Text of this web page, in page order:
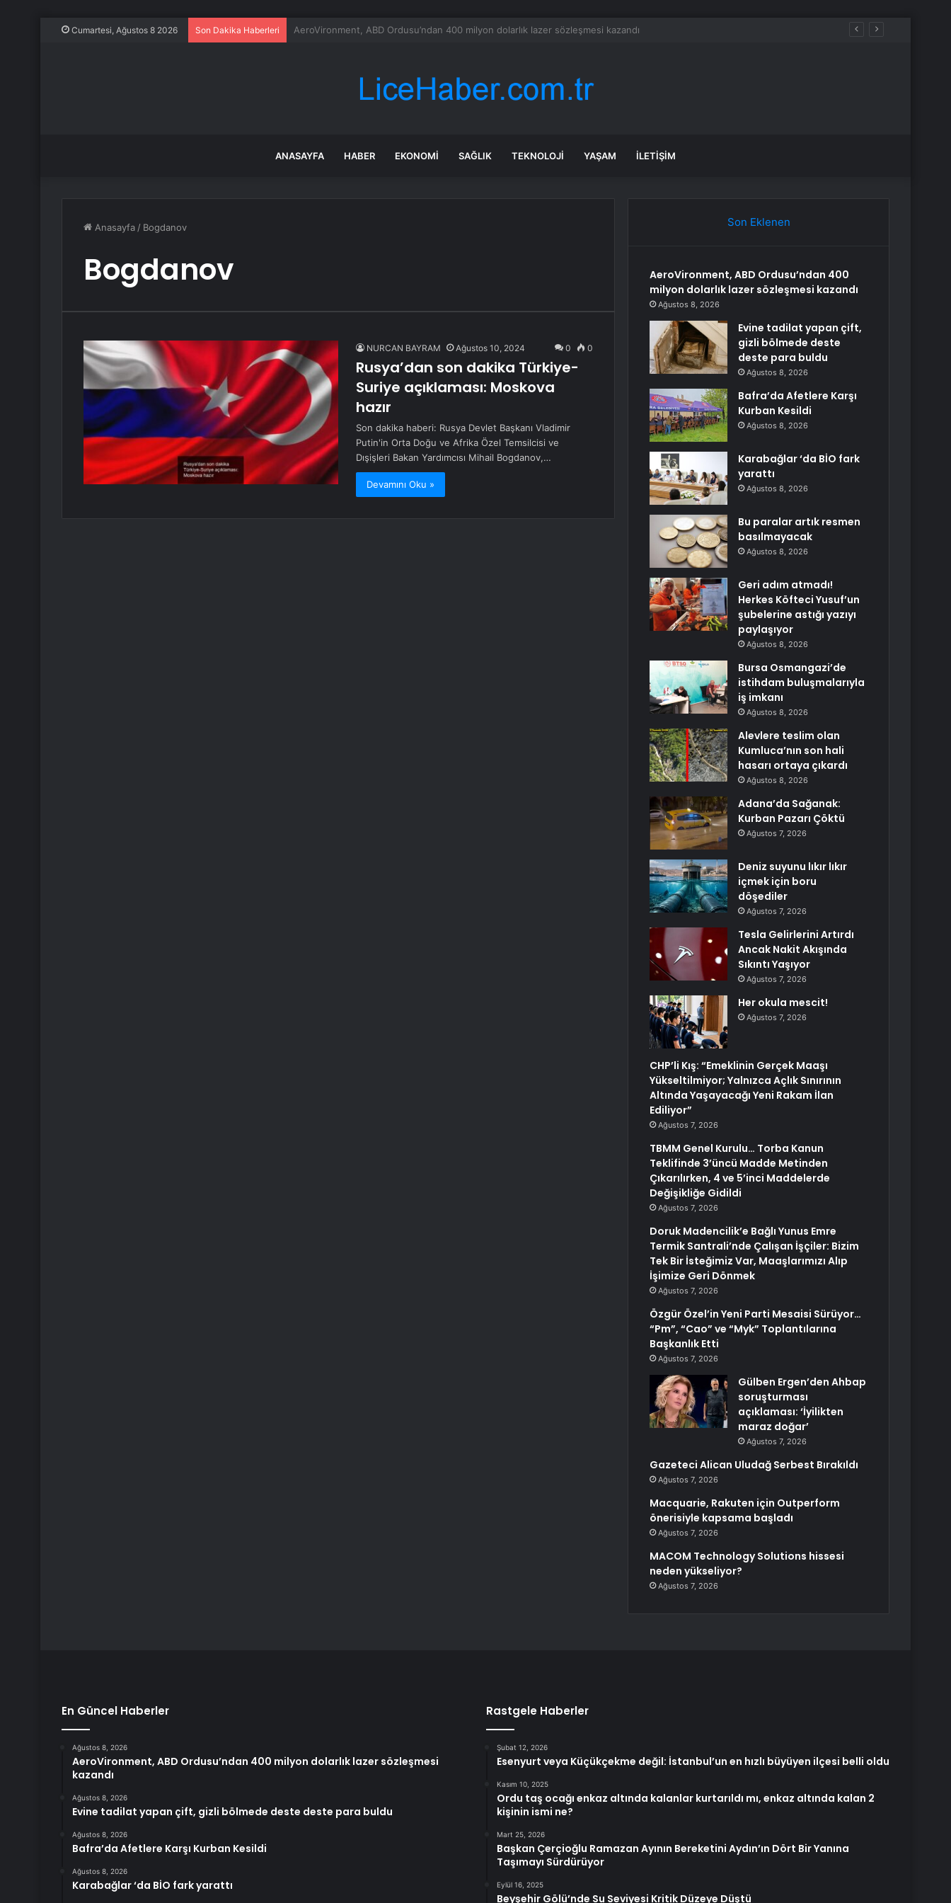
Cumartesi, Ağustos 8 2026 Son Dakika Haberleri Evine tadilat yapan çift, gizli bölmede deste deste para buldu
ANASAYFA HABER EKONOMI SAĞLIK TEKNOLOJI YAŞAM İLETIŞIM
Anasayfa / Bogdanov
Bogdanov
NURCAN BAYRAM Ağustos 10, 2024 0 0
Rusya’dan son dakika Türkiye-
Suriye açıklaması: Moskova
hazır
Son dakika haberi: Rusya Devlet Başkanı Vladimir
Putin'in Orta Doğu ve Afrika Özel Temsilcisi ve
Dışişleri Bakan Yardımcısı Mihail Bogdanov,…
Devamını Oku »
Son Eklenen
AeroVironment, ABD Ordusu’ndan 400
milyon dolarlık lazer sözleşmesi kazandı
Ağustos 8, 2026
Evine tadilat yapan çift,
gizli bölmede deste
deste para buldu
Ağustos 8, 2026
Bafra’da Afetlere Karşı
Kurban Kesildi
Ağustos 8, 2026
Karabağlar ‘da BİO fark
yarattı
Ağustos 8, 2026
Bu paralar artık resmen
basılmayacak
Ağustos 8, 2026
Geri adım atmadı!
Herkes Köfteci Yusuf’un
şubelerine astığı yazıyı
paylaşıyor
Ağustos 8, 2026
Bursa Osmangazi’de
istihdam buluşmalarıyla
iş imkanı
Ağustos 8, 2026
Alevlere teslim olan
Kumluca’nın son hali
hasarı ortaya çıkardı
Ağustos 8, 2026
Adana’da Sağanak:
Kurban Pazarı Çöktü
Ağustos 7, 2026
Deniz suyunu lıkır lıkır
içmek için boru
döşediler
Ağustos 7, 2026
Tesla Gelirlerini Artırdı
Ancak Nakit Akışında
Sıkıntı Yaşıyor
Ağustos 7, 2026
Her okula mescit!
Ağustos 7, 2026
CHP’li Kış: “Emeklinin Gerçek Maaşı
Yükseltilmiyor; Yalnızca Açlık Sınırının
Altında Yaşayacağı Yeni Rakam İlan
Ediliyor”
Ağustos 7, 2026
TBMM Genel Kurulu… Torba Kanun
Teklifinde 3’üncü Madde Metinden
Çıkarılırken, 4 ve 5’inci Maddelerde
Değişikliğe Gidildi
Ağustos 7, 2026
Doruk Madencilik’e Bağlı Yunus Emre
Termik Santrali’nde Çalışan İşçiler: Bizim
Tek Bir İsteğimiz Var, Maaşlarımızı Alıp
İşimize Geri Dönmek
Ağustos 7, 2026
Özgür Özel’in Yeni Parti Mesaisi Sürüyor…
“Pm”, “Cao” ve “Myk” Toplantılarına
Başkanlık Etti
Ağustos 7, 2026
Gülben Ergen’den Ahbap
soruşturması
açıklaması: ‘İyilikten
maraz doğar’
Ağustos 7, 2026
Gazeteci Alican Uludağ Serbest Bırakıldı
Ağustos 7, 2026
Macquarie, Rakuten için Outperform
önerisiyle kapsama başladı
Ağustos 7, 2026
MACOM Technology Solutions hissesi
neden yükseliyor?
Ağustos 7, 2026
En Güncel Haberler
Ağustos 8, 2026
AeroVironment, ABD Ordusu’ndan 400 milyon dolarlık lazer sözleşmesi
kazandı
Ağustos 8, 2026
Evine tadilat yapan çift, gizli bölmede deste deste para buldu
Ağustos 8, 2026
Bafra’da Afetlere Karşı Kurban Kesildi
Ağustos 8, 2026
Karabağlar ‘da BİO fark yarattı
Rastgele Haberler
Şubat 12, 2026
Esenyurt veya Küçükçekme değil: İstanbul’un en hızlı büyüyen ilçesi belli oldu
Kasım 10, 2025
Ordu taş ocağı enkaz altında kalanlar kurtarıldı mı, enkaz altında kalan 2
kişinin ismi ne?
Mart 25, 2026
Başkan Çerçioğlu Ramazan Ayının Bereketini Aydın’ın Dört Bir Yanına
Taşımayı Sürdürüyor
Eylül 16, 2025
Beyşehir Gölü’nde Su Seviyesi Kritik Düzeye Düştü